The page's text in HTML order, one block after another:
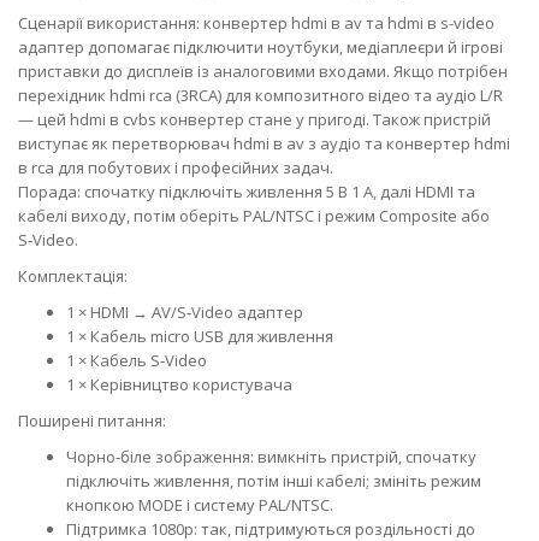
Сценарії використання: конвертер hdmi в av та hdmi в s-video
адаптер допомагає підключити ноутбуки, медіаплеєри й ігрові
приставки до дисплеїв із аналоговими входами. Якщо потрібен
перехідник hdmi rca (3RCA) для композитного відео та аудіо L/R
— цей hdmi в cvbs конвертер стане у пригоді. Також пристрій
виступає як перетворювач hdmi в av з аудіо та конвертер hdmi
в rca для побутових і професійних задач.
Порада: спочатку підключіть живлення 5 В 1 А, далі HDMI та
кабелі виходу, потім оберіть PAL/NTSC і режим Composite або
S‑Video.
Комплектація:
1 × HDMI → AV/S‑Video адаптер
1 × Кабель micro USB для живлення
1 × Кабель S‑Video
1 × Керівництво користувача
Поширені питання:
Чорно‑біле зображення: вимкніть пристрій, спочатку
підключіть живлення, потім інші кабелі; змініть режим
кнопкою MODE і систему PAL/NTSC.
Підтримка 1080p: так, підтримуються роздільності до